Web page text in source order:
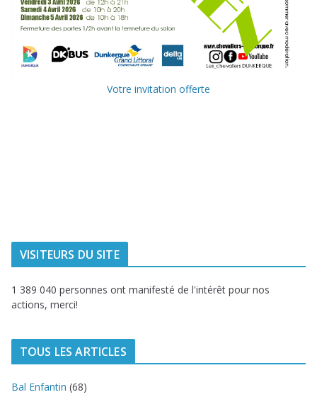
Votre invitation offerte
VISITEURS DU SITE
1 389 040 personnes ont manifesté de l'intérêt pour nos
actions, merci!
TOUS LES ARTICLES
Bal Enfantin (68)